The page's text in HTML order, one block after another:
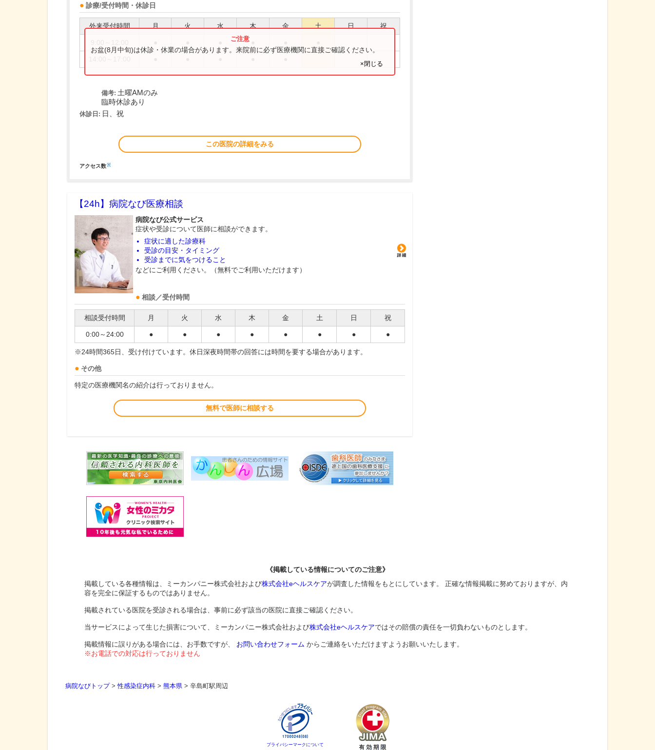
診療/受付時間・休診日
外来受付時間 月 火 水 木 金 土 日 祝
お盆(8月中旬)は休診・休業の場合があります。来院前に必ず医療機関に直接ご確認ください。
×閉じる
備考: 土曜AMのみ
臨時休診あり
休診日: 日、祝
この医院の詳細をみる
アクセス数※
【24h】 病院なび医療相談
病院なび公式サービス
症状や受診について医師に相談ができます。
症状に適した診療科
受診の目安・タイミング
受診までに気をつけること
などにご利用ください。（無料でご利用いただけます）
相談／受付時間
相談受付時間 月 火 水 木 金 土 日 祝
0:00～24:00 ● ● ● ● ● ● ● ●
※24時間365日、受け付けています。休日深夜時間帯の回答には時間を要する場合があります。
その他
特定の医療機関名の紹介は行っておりません。
無料で医師に相談する
《掲載している情報についてのご注意》
掲載している各種情報は、ミーカンパニー株式会社および株式会社eヘルスケアが調査した情報をもとにしています。 正確な情報掲載に努めておりますが、内
容を完全に保証するものではありません。
掲載されている医院を受診される場合は、事前に必ず該当の医院に直接ご確認ください。
当サービスによって生じた損害について、ミーカンパニー株式会社および株式会社eヘルスケアではその賠償の責任を一切負わないものとします。
掲載情報に誤りがある場合には、お手数ですが、 お問い合わせフォーム からご連絡をいただけますようお願いいたします。
※お電話での対応は行っておりません
病院なびトップ>性感染症内科 > 熊本県 > 辛島町駅周辺
プライバシーマークについて